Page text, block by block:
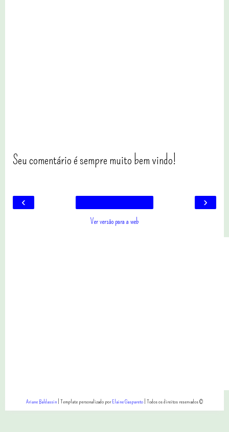
Seu comentário é sempre muito bem vindo!
‹ ›
Ver versão para a web
Ariane Baldassin| Template personalizado porElaine Gaspareto| Todos os direitos reservados ©